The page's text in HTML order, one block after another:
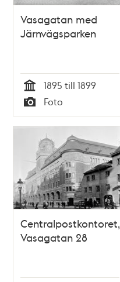
Vasagatan med
Järnvägsparken
Tid
1895 till 1899
Typ
Foto
Centralpostkontoret,
Vasagatan 28